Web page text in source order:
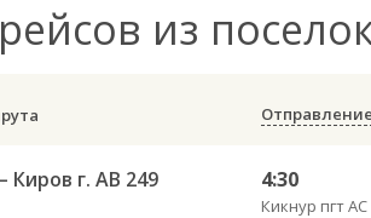
из
Отправление
Киров г. АВ 249 4:30
Кикнур пгт АС